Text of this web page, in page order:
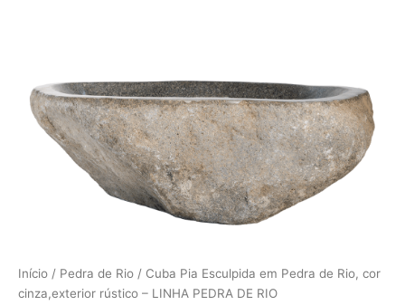
Início / Pedra de Rio / Cuba Pia Esculpida em Pedra de Rio, cor
cinza,exterior rústico – LINHA PEDRA DE RIO